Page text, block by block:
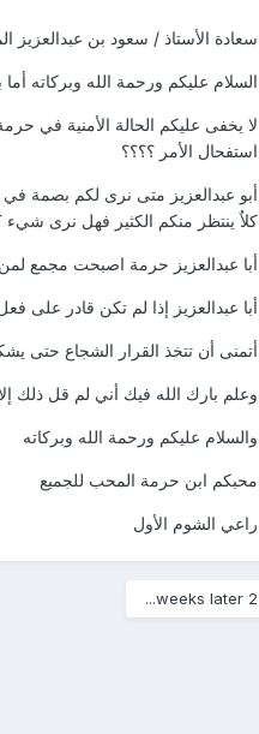
سعادة الأستاذ / سعود بن عبدالعزيز
السلام عليكم ورحمة الله وبركاته أما
لا يخفى عليكم الحالة الأمنية في
استفحال الأمر ؟؟؟؟
أبو عبدالعزيز متى نرى لكم بصمة
كلاٌ ينتظر منكم الكثير فهل نرى شيء
أبا عبدالعزيز حرمة اصبحت مجمع لمن
أبا عبدالعزيز إذا لم تكن قادر
أتمنى أن تتخذ القرار الشجاع حتى
وعلم بارك الله فيك أني لم قل ذلك
والسلام عليكم ورحمة الله وبركاته
محبكم ابن حرمة المحب للجميع
راعي الشوم الأول
2 weeks later...